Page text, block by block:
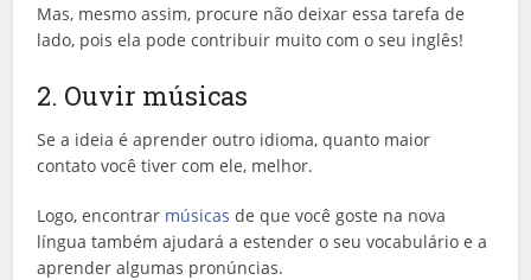
Mas, mesmo assim, procure não deixar essa tarefa de
lado, pois ela pode contribuir muito com o seu inglês!
2. Ouvir músicas
Se a ideia é aprender outro idioma, quanto maior
contato você tiver com ele, melhor.
Logo, encontrar músicas de que você goste na nova
língua também ajudará a estender o seu vocabulário e a
aprender algumas pronúncias.